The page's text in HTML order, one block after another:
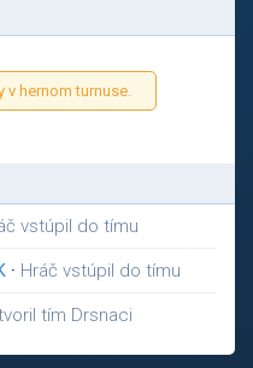
v hernom turnuse.
vstúpil do tímu
· Hráč vstúpil do tímu
tím Drsnaci